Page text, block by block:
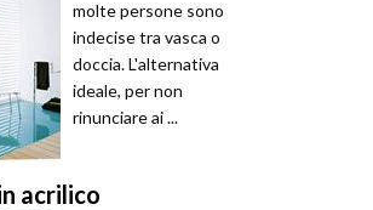
molte persone sono
indecise tra vasca o
doccia. L'alternativa
ideale, per non
rinunciare ai ...
acrilico